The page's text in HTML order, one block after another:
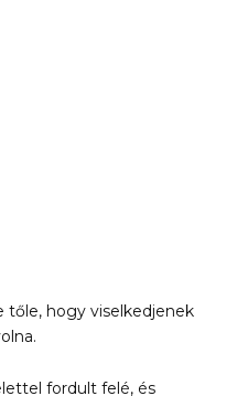
tőle, hogy viselkedjenek
fordult felé, és